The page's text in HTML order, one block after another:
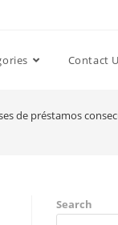
Contact
de préstamos
Search